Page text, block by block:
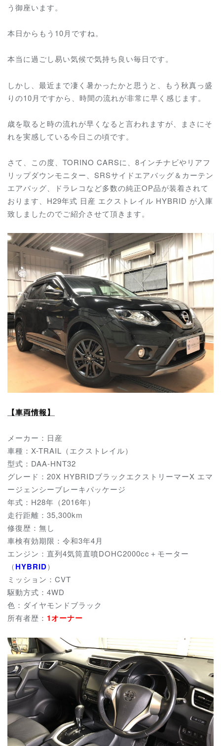
う御座います。
本日からもう10月ですね。
本当に過ごし易い気候で気持ち良い毎日です。
しかし、最近まで凄く暑かったかと思うと、もう秋真っ盛
りの10月ですから、時間の流れが非常に早く感じます。
歳を取ると時の流れが早くなると言われますが、まさにそ
れを実感している今日この頃です。
さて、この度、TORINO CARSに、8インチナビやリアフ
リップダウンモニター、SRSサイドエアバッグ＆カーテン
エアバッグ、ドラレコなど多数の純正OP品が装着されて
おります、H29年式 日産 エクストレイル HYBRID が入庫
致しましたのでご紹介させて頂きます。
【車両情報】
メーカー：日産
車種：X-TRAIL（エクストレイル）
型式：DAA-HNT32
グレード：20X HYBRIDブラックエクストリーマーX エマ
ージェンシーブレーキパッケージ
年式：H28年（2016年）
走行距離：35,300km
修復歴：無し
車検有効期限：令和3年4月
エンジン：直列4気筒直噴DOHC2000cc＋モーター
（HYBRID）
ミッション：CVT
駆動方式：4WD
色：ダイヤモンドブラック
所有者歴： 1オーナー